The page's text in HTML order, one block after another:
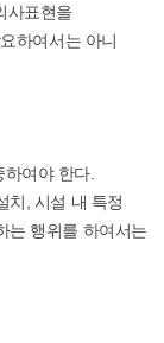
사표현을
하여서는 아니
여야 한다.
치, 시설 내 특정
는 행위를 하여서는